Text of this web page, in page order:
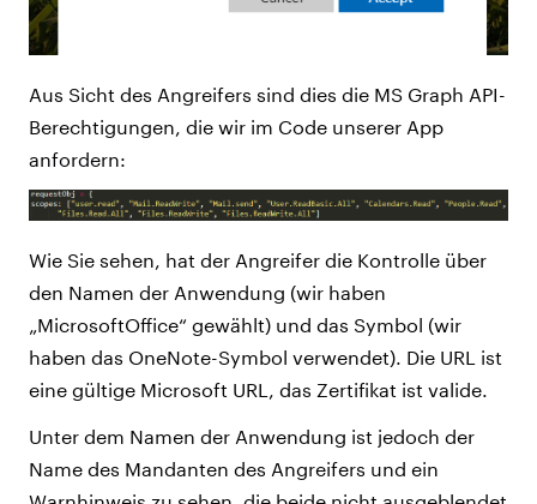
Aus Sicht des Angreifers sind dies die MS Graph API-
Berechtigungen, die wir im Code unserer App
anfordern:
Wie Sie sehen, hat der Angreifer die Kontrolle über
den Namen der Anwendung (wir haben
„MicrosoftOffice“ gewählt) und das Symbol (wir
haben das OneNote-Symbol verwendet). Die URL ist
eine gültige Microsoft URL, das Zertifikat ist valide.
Unter dem Namen der Anwendung ist jedoch der
Name des Mandanten des Angreifers und ein